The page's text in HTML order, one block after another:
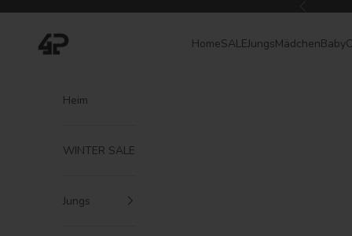
Zurück
4President HomeSALEJungsMädchenBaby
Heim
WINTER SALE
Jungs